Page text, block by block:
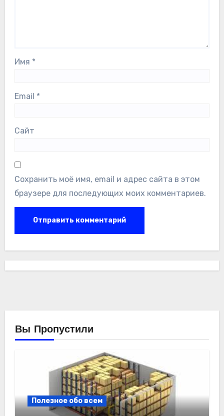
Имя *
Email *
Сайт
Сохранить моё имя, email и адрес сайта в этом
браузере для последующих моих комментариев.
Вы Пропустили
Полезное обо всем